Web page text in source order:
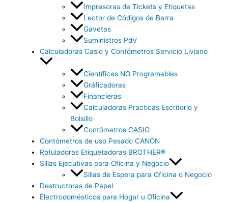
Impresoras de Tickets y Etiquetas
Lector de Códigos de Barra
Gavetas
Suministros PdV
Calculadoras Casio y Contómetros Servicio Liviano
Científicas NO Programables
Gráficadoras
Financieras
Calculadoras Practicas Escritorio y
Bolsillo
Contómetros CASIO
Contómetros de uso Pesado CANON
Rotuladoras Etiquetadoras BROTHER®
Sillas Ejecutivas para Oficina y Negocio
Sillas de Espera para Oficina o Negocio
Destructoras de Papel
Electrodomésticos para Hogar u Oficina